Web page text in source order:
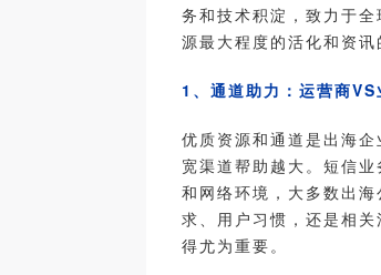
务和技术积淀，致力于
源最大程度的活化和资
1、通道助力：运营商VS
优质资源和通道是出海
宽渠道帮助越大。短信
和网络环境，大多数出
求、用户习惯，还是相
得尤为重要。